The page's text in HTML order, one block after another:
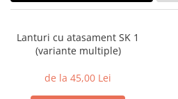
HIPS
PMMA
MULTIMATERIAL
Lanturi cu atasament SK 1
(variante multiple)
de la 45,00 Lei